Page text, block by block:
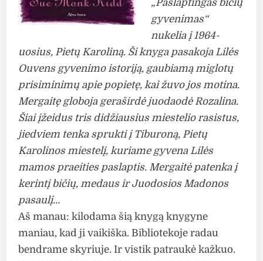
„Paslaptingas bičių
gyvenimas“
nukelia į 1964-
uosius, Pietų Karoliną. Ši knyga pasakoja Lilės
Ouvens gyvenimo istoriją, gaubiamą miglotų
prisiminimų apie popietę, kai žuvo jos motina.
Mergaitę globoja geraširdė juodaodė Rozalina.
Šiai įžeidus tris didžiausius miestelio rasistus,
jiedviem tenka sprukti į Tiburoną, Pietų
Karolinos miestelį, kuriame gyvena Lilės
mamos praeities paslaptis. Mergaitė patenka į
kerintį bičių, medaus ir Juodosios Madonos
pasaulį…
Aš manau: kilodama šią knygą knygyne
maniau, kad ji vaikiška. Bibliotekoje radau
bendrame skyriuje. Ir vistik patraukė kažkuo.